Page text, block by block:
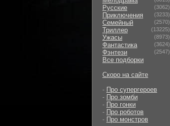
Русские (3062)
Приключения (3233)
Семейный (2570)
Триллер (13225)
Ужасы (8973)
Фантастика (3624)
Фэнтези (2547)
Все подборки
Скоро на сайте
- Про супергероев
- Про зомби
- Про гонки
- Про роботов
- Про монстров